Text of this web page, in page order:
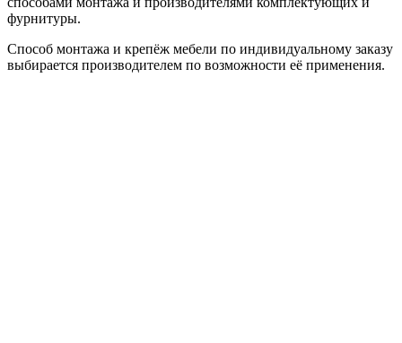
фурнитуры.
Способ монтажа и крепёж мебели по индивидуальному заказу
выбирается производителем по возможности её применения.